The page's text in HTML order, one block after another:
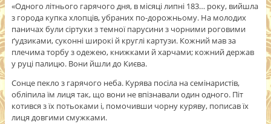
«Одного літнього гарячого дня, в місяці липні 183… року, вийшла
з города купка хлопців, убраних по-дорожньому. На молодих
паничах були сіртуки з темної парусини з чорними роговими
ґудзиками, суконні широкі й круглі картузи. Кожний мав за
плечима торбу з одежею, книжками й харчами; кожний держав
у руці палицю. Вони йшли до Києва.
Сонце пекло з гарячого неба. Курява посіла на семінаристів,
обліпила їм лиця так, що вони не впізнавали один одного. Піт
котився з їх потьоками і, помочивши чорну куряву, пописав їх
лиця довгими смужками.